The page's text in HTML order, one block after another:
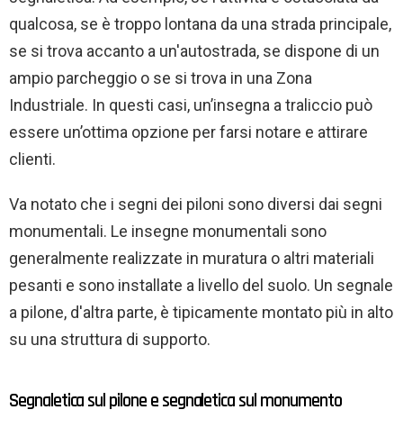
qualcosa, se è troppo lontana da una strada principale,
se si trova accanto a un'autostrada, se dispone di un
ampio parcheggio o se si trova in una Zona
Industriale. In questi casi, un’insegna a traliccio può
essere un’ottima opzione per farsi notare e attirare
clienti.
Va notato che i segni dei piloni sono diversi dai segni
monumentali. Le insegne monumentali sono
generalmente realizzate in muratura o altri materiali
pesanti e sono installate a livello del suolo. Un segnale
a pilone, d'altra parte, è tipicamente montato più in alto
su una struttura di supporto.
Segnaletica sul pilone e segnaletica sul monumento